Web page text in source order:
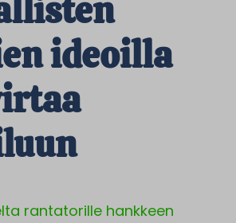
ideoilla
rantatorille hankkeen